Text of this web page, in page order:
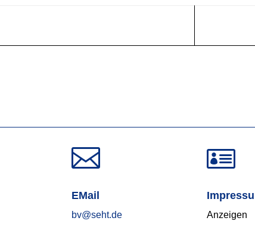

EMail
bv@seht.de

Anzeigen